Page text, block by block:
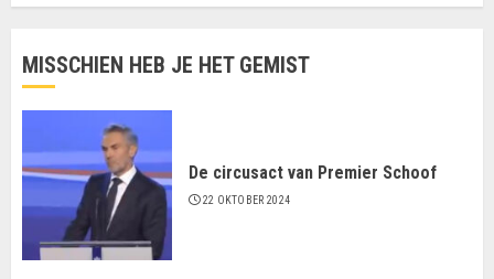
MISSCHIEN HEB JE HET GEMIST
De circusact van Premier Schoof
22 OKTOBER 2024